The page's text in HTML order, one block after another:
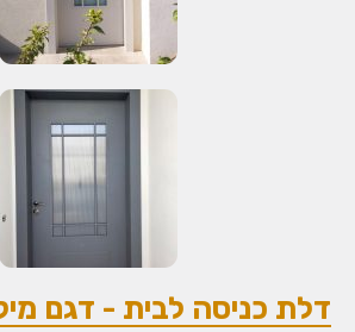
כניסה לבית - דגם מיקה